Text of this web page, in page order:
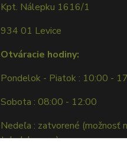
Kpt. Nálepku 1616/1
934 01 Levice
Otváracie hodiny:
Pondelok - Piatok : 10:00 -
Sobota : 08:00 - 12:00
Nedeľa : zatvorené (možnosť
tel. dohovore)